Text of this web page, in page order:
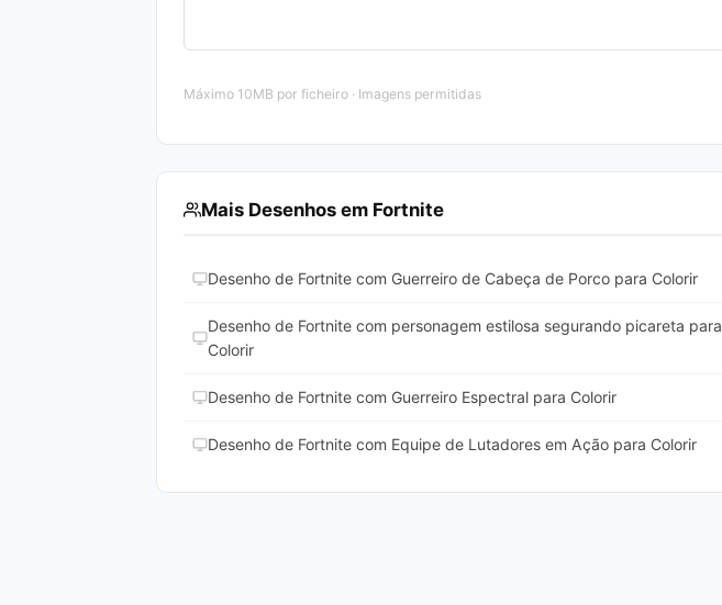
Máximo 10MB por ficheiro · Imagens permitidas
Mais Desenhos em Fortnite
Desenho de Fortnite com Guerreiro de Cabeça de Porco para Colorir
Desenho de Fortnite com personagem estilosa segurando picareta para
Colorir
Desenho de Fortnite com Guerreiro Espectral para Colorir
Desenho de Fortnite com Equipe de Lutadores em Ação para Colorir